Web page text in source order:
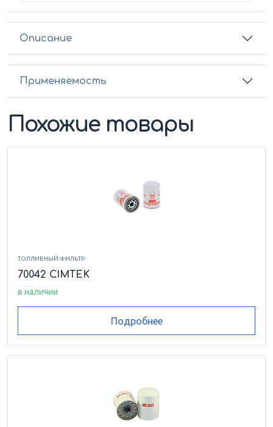
Описание
Применяемость
Похожие товары
ТОПЛИВНЫЙ ФИЛЬТР
70042 CIMTEK
в наличии
Подробнее